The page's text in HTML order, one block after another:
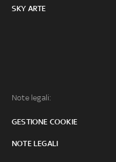
SKY ARTE
Note legali:
GESTIONE COOKIE
NOTE LEGALI